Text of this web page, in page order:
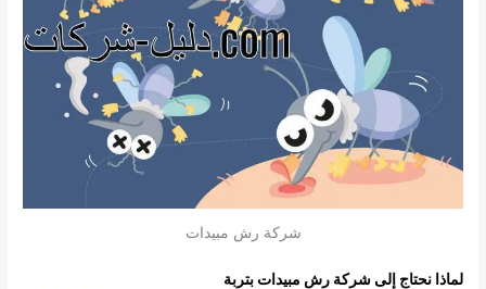
شركة رش مبيدات
لماذا نحتاج إلىشركة رش مبيدات بتربة